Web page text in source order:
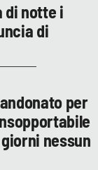
di notte i
di
per
nessun